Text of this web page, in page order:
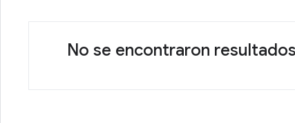
No se encontraron